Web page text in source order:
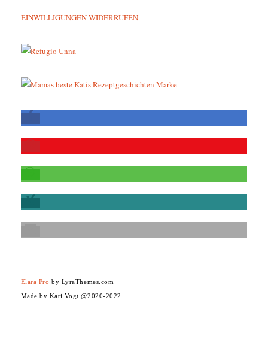
EINWILLIGUNGEN WIDERRUFEN
Elara Pro by LyraThemes.com
Made by Kati Vogt @2020-2022